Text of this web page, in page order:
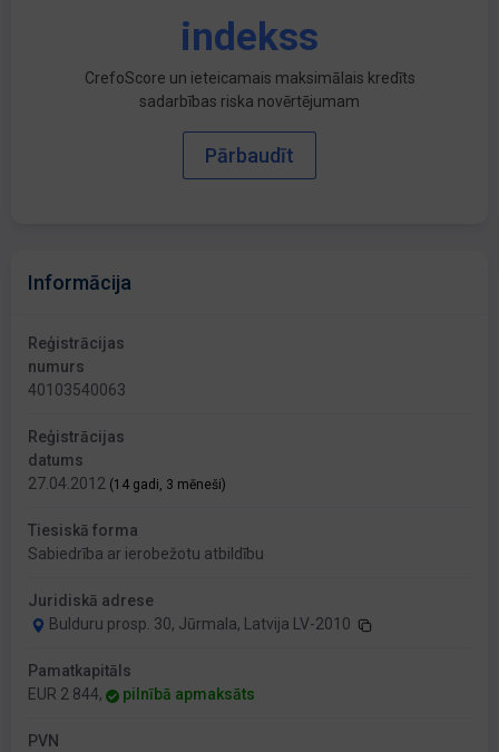
indekss
CrefoScore un ieteicamais maksimālais kredīts
sadarbības riska novērtējumam
Pārbaudīt
Informācija
Reģistrācijas
numurs
40103540063
Reģistrācijas
datums
27.04.2012 (14 gadi, 3 mēneši)
Tiesiskā forma
Sabiedrība ar ierobežotu atbildību
Juridiskā adrese
Bulduru prosp. 30, Jūrmala, Latvija LV-2010
Pamatkapitāls
EUR 2 844,
pilnībā apmaksāts
PVN